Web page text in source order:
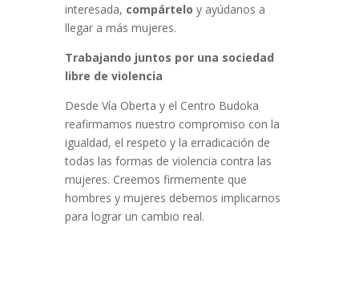
interesada, compártelo y ayúdanos a
llegar a más mujeres.
Trabajando juntos por una sociedad
libre de violencia
Desde Vía Oberta y el Centro Budoka
reafirmamos nuestro compromiso con la
igualdad, el respeto y la erradicación de
todas las formas de violencia contra las
mujeres. Creemos firmemente que
hombres y mujeres debemos implicarnos
para lograr un cambio real.